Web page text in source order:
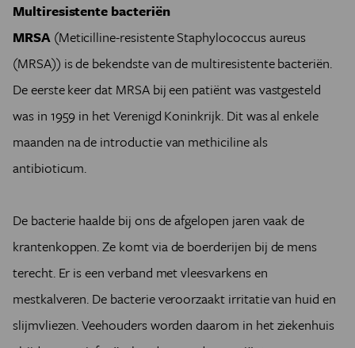
Multiresistente bacteriën
MRSA(Meticilline-resistente Staphylococcus aureus
(MRSA)) is de bekendste van de multiresistente bacteriën.
De eerste keer dat MRSA bij een patiënt was vastgesteld
was in 1959 in het Verenigd Koninkrijk. Dit was al enkele
maanden na de introductie van methiciline als
antibioticum.
De bacterie haalde bij ons de afgelopen jaren vaak de
krantenkoppen. Ze komt via de boerderijen bij de mens
terecht. Er is een verband met vleesvarkens en
mestkalveren. De bacterie veroorzaakt irritatie van huid en
slijmvliezen. Veehouders worden daarom in het ziekenhuis